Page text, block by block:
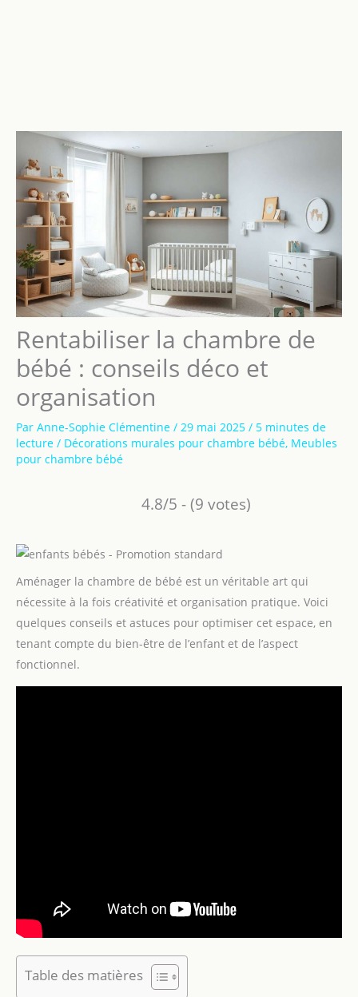
Rentabiliser la chambre de
bébé : conseils déco et
organisation
Par Anne-Sophie Clémentine / 29 mai 2025 / 5 minutes de
lecture / Décorations murales pour chambre bébé, Meubles
pour chambre bébé
4.8/5 - (9 votes)
Aménager la chambre de bébé est un véritable art qui
nécessite à la fois créativité et organisation pratique. Voici
quelques conseils et astuces pour optimiser cet espace, en
tenant compte du bien-être de l’enfant et de l’aspect
fonctionnel.
Table des matières